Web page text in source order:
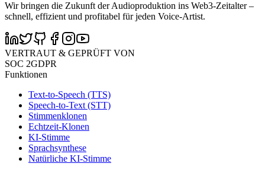
Wir bringen die Zukunft der Audioproduktion ins Web3-Zeitalter –
schnell, effizient und profitabel für jeden Voice-Artist.
VERTRAUT & GEPRÜFT VON
SOC 2GDPR
Funktionen
Text-to-Speech (TTS)
Speech-to-Text (STT)
Stimmenklonen
Echtzeit-Klonen
KI-Stimme
Sprachsynthese
Natürliche KI-Stimme